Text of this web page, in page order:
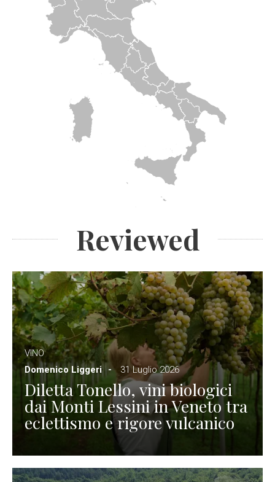
Reviewed
VINO
Domenico Liggeri
31 Luglio 2026
Diletta Tonello, vini biologici
dai Monti Lessini in Veneto tra
eclettismo e rigore vulcanico